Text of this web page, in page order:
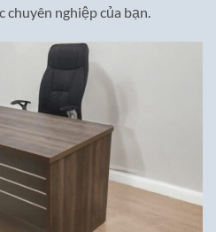
chuyên nghiệp của bạn.